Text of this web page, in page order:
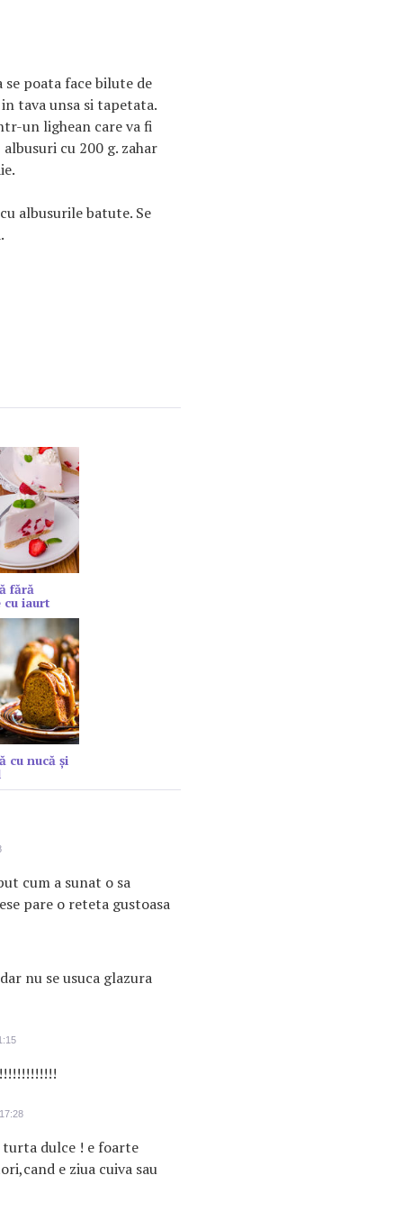
poata face bilute de
tava unsa si tapetata.
un lighean care va fi
cu 200 g. zahar
albusurile batute. Se
fără
cu iaurt
cu nucă și
cum a sunat o sa
pare o reteta gustoasa
nu se usuca glazura
dulce ! e foarte
e ziua cuiva sau